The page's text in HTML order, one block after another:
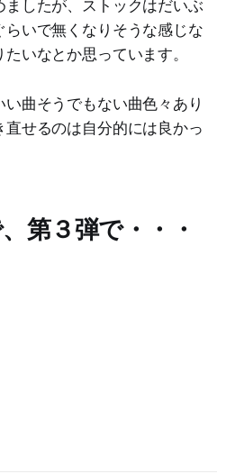
したが、ストックはだいぶ
いで無くなりそうな感じな
いなとか思っています。
曲そうでもない曲色々あり
直せるのは自分的には良かっ
第３弾で・・・